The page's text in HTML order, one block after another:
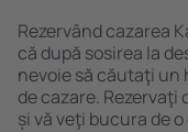
Rezervând cazarea
că după sosirea la
nevoie să căutaţi
de cazare.
și vă veţi bucura de